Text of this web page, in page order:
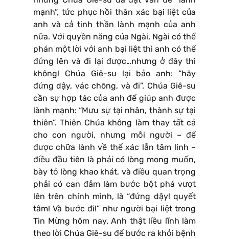
mạnh”, tức phục hồi thân xác bại liệt của
anh và cả tinh thần lành mạnh của anh
nữa. Với quyền năng của Ngài, Ngài có thể
phán một lời với anh bại liệt thì anh có thể
đứng lên và đi lại được…nhưng ở đây thì
không! Chúa Giê-su lại bảo anh: “hãy
đứng dậy, vác chõng, và đi”. Chúa Giê-su
cần sự hợp tác của anh để giúp anh được
lành mạnh: “Mưu sự tại nhân, thành sự tại
thiên”. Thiên Chúa không làm thay tất cả
cho con người, nhưng mỗi người – để
được chữa lành về thể xác lẫn tâm linh –
điều đầu tiên là phải có lòng mong muốn,
bày tỏ lòng khao khát, và điều quan trọng
phải có can đảm làm bước bột phá vượt
lên trên chính mình, là “đứng dậy! quyết
tâm! Và bước đi!” như người bại liệt trong
Tin Mừng hôm nay. Anh thật liều lĩnh làm
theo lời Chúa Giê-su để bước ra khỏi bệnh